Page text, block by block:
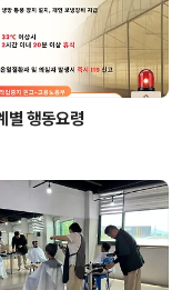
별 행동요령